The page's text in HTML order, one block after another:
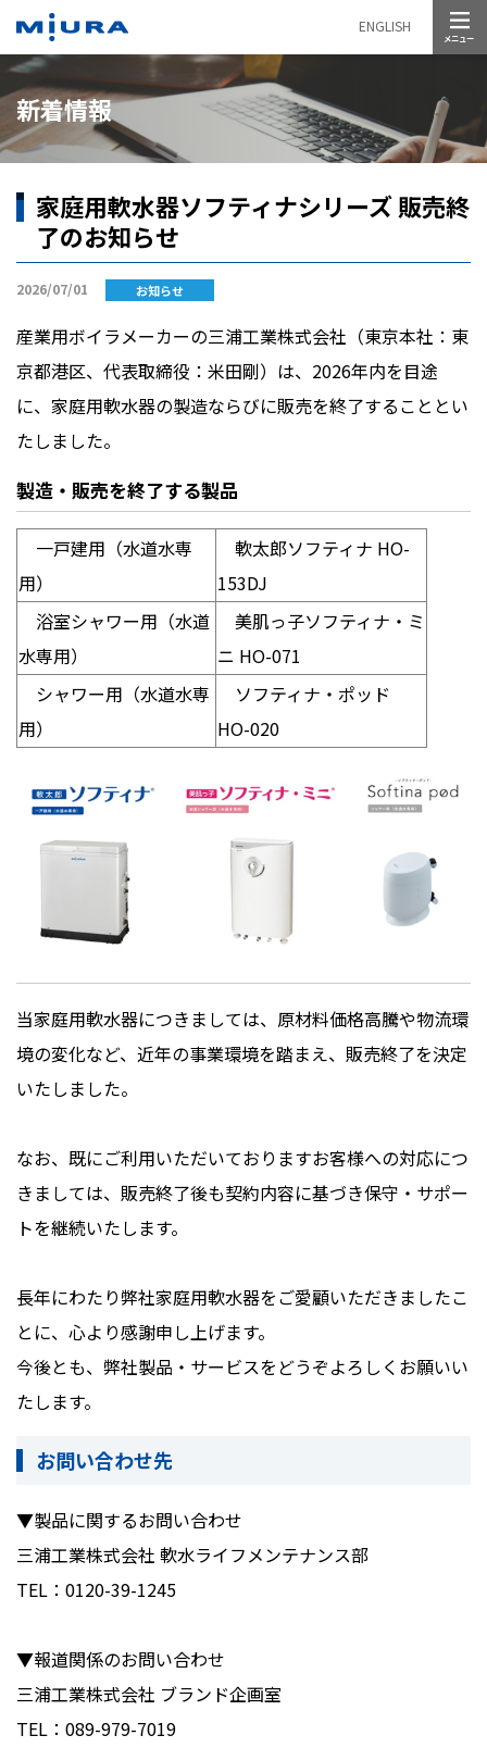
ENGLISH
新着情報
家庭用軟水器ソフティナシリーズ 販売終
了のお知らせ
2026/07/01 お知らせ
産業用ボイラメーカーの三浦工業株式会社（東京本社：東
京都港区、代表取締役：米田剛）は、 2026年内を目途
に、家庭用軟水器の製造ならびに販売を終了することとい
たしました。
製造・販売を終了する製品
一戸建用（水道水専
用）
軟太郎ソフティナ HO-
153DJ
浴室シャワー用（水道
水専用）
美肌っ子ソフティナ・ミ
ニ HO-071
シャワー用（水道水専
用）
ソフティナ・ポッド
HO-020
当家庭用軟水器につきましては、原材料価格高騰や物流環
境の変化など、近年の事業環境を踏まえ、販売終了を決定
いたしました。
なお、既にご利用いただいておりますお客様への対応につ
きましては、販売終了後も契約内容に基づき保守・サポー
トを継続いたします。
長年にわたり弊社家庭用軟水器をご愛顧いただきましたこ
とに、心より感謝申し上げます。
今後とも、弊社製品・サービスをどうぞよろしくお願いい
たします。
お問い合わせ先
▼製品に関するお問い合わせ
三浦工業株式会社 軟水ライフメンテナンス部
TEL： 0120-39-1245
▼報道関係のお問い合わせ
三浦工業株式会社 ブランド企画室
TEL： 089-979-7019